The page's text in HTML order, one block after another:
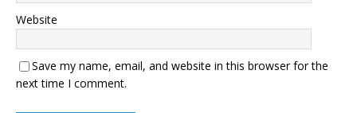
Website
Save my name, email, and website in this browser for the
next time I comment.